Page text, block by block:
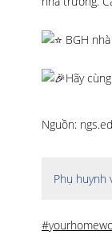
BGH
Hãy
Nguồn:
Phụ huynh